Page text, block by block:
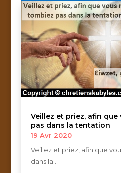
Veillez et priez, afin que
pas dans la tentation
19 Avr 2020
Veillez et priez, afin que
dans la...